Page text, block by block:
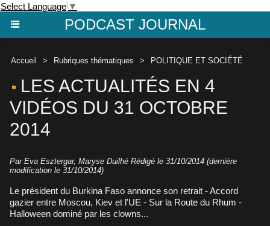
Select Language ▼
PODCAST JOURNAL
Accueil > Rubriques thématiques > POLITIQUE ET SOCIÉTÉ
LES ACTUALITÉS EN 4
VIDÉOS DU 31 OCTOBRE
2014
Par Eva Esztergar, Maryse Duilhé Rédigé le 31/10/2014 (dernière
modification le 31/10/2014)
Le président du Burkina Faso annonce son retrait - Accord
gazier entre Moscou, Kiev et l'UE - Sur la Route du Rhum -
Halloween dominé par les clowns...